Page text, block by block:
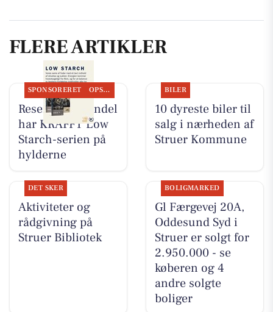
FLERE ARTIKLER
SPONSORERET OPSLAGSTAVLEN
Resen Landhandel
har KRAFFT Low
Starch-serien på
hylderne
BILER
10 dyreste biler til
salg i nærheden af
Struer Kommune
DET SKER
Aktiviteter og
rådgivning på
Struer Bibliotek
BOLIGMARKED
Gl Færgevej 20A,
Oddesund Syd i
Struer er solgt for
2.950.000 - se
køberen og 4
andre solgte
boliger